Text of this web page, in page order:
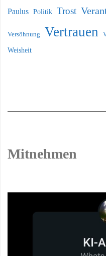
Paulus Politik Trost
Versöhnung Vertrauen
Weisheit
Mitnehmen